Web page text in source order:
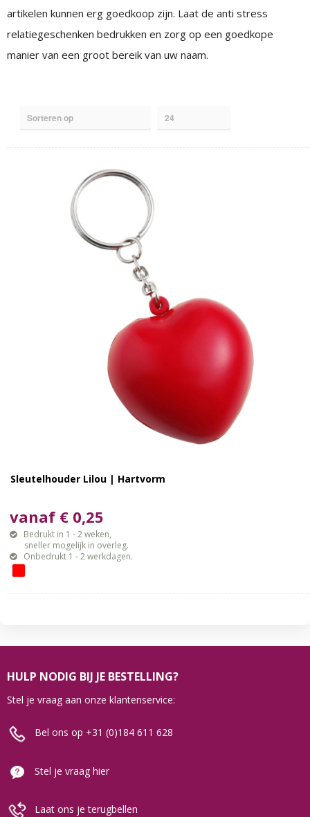
artikelen kunnen erg goedkoop zijn. Laat de anti stress
relatiegeschenken bedrukken en zorg op een goedkope
manier van een groot bereik van uw naam.
Sleutelhouder Lilou | Hartvorm
vanaf € 0,25
Bedrukt in 1 - 2 weken,
sneller mogelijk in overleg.
Onbedrukt 1 - 2 werkdagen.
HULP NODIG BIJ JE BESTELLING?
Stel je vraag aan onze klantenservice:
Bel ons op +31 (0)184 611 628
Stel je vraag hier
Laat ons je terugbellen